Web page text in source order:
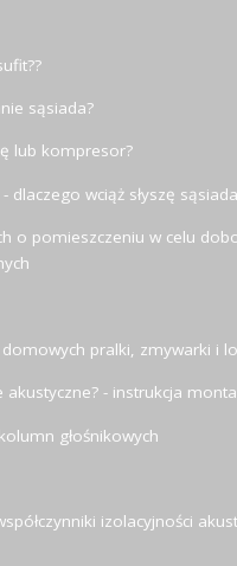
sąsiada?
lub kompresor?
dlaczego wciąż słyszę
o pomieszczeniu w celu
pralki, zmywarki i
akustyczne? - instrukcja
głośnikowych
izolacyjności